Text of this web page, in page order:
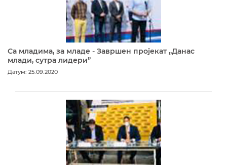
Са младима, за младе - Завршен пројекат „Данас
млади, сутра лидери”
Датум: 25.09.2020